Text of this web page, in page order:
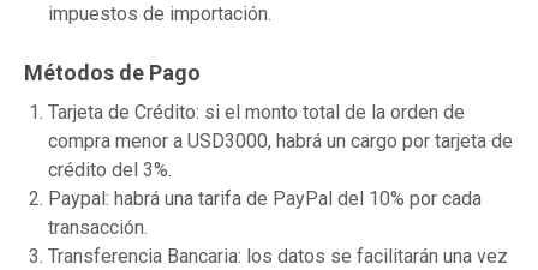
impuestos de importación.
Métodos de Pago
Tarjeta de Crédito: si el monto total de la orden de
compra menor a USD3000, habrá un cargo por tarjeta de
crédito del 3%.
Paypal: habrá una tarifa de PayPal del 10% por cada
transacción.
Transferencia Bancaria: los datos se facilitarán una vez